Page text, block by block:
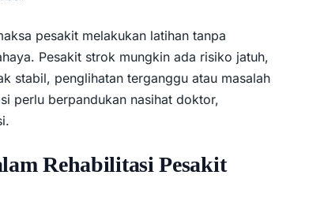
pesakit melakukan latihan tanpa
Pesakit strok mungkin ada risiko jatuh,
stabil, penglihatan terganggu atau masalah
perlu berpandukan nasihat doktor,
Rehabilitasi Pesakit